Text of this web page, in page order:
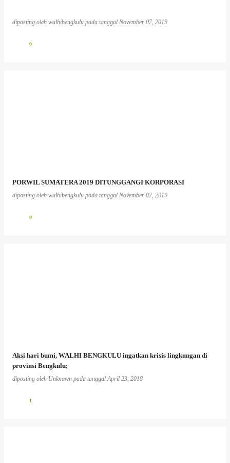
diposting oleh walhibengkulu pada tanggal November 07, 2019
0
PORWIL SUMATERA 2019 DITUNGGANGI KORPORASI
diposting oleh walhibengkulu pada tanggal November 07, 2019
0
Aksi hari bumi, WALHI BENGKULU ingatkan krisis lingkungan di
provinsi Bengkulu;
diposting oleh Unknown pada tanggalApril 23, 2018
1